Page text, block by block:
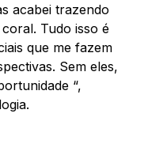
acabei trazendo
Tudo isso é
que me fazem
Sem eles,
“,
.